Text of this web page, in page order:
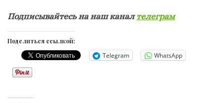
Подписывайтесь на наш каналтелеграм
Поделиться ссылкой:
Telegram WhatsApp